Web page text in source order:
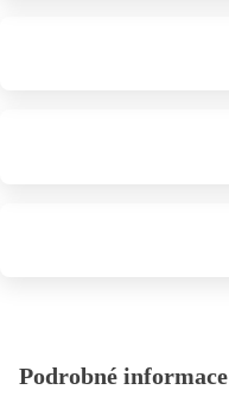
Podrobné informace